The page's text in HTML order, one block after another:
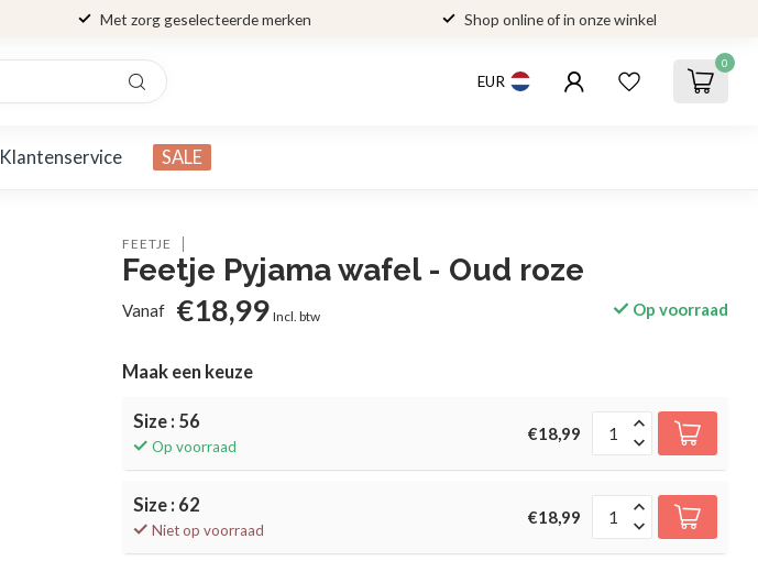
Met zorg geselecteerde merken Shop online of in onze winkel
EUR
0
Klantenservice SALE
FEETJE
Feetje Pyjama wafel - Oud roze
Vanaf €18,99 Incl. btw Op voorraad
Maak een keuze
Size : 56
Op voorraad
€18,99
Size : 62
Niet op voorraad
€18,99